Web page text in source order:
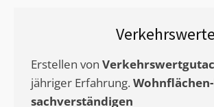
Erstellen von
jähriger Erfahrung.
sachverständigen